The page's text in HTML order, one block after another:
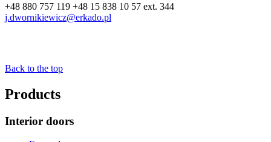
+48 880 757 119 +48 15 838 10 57 ext. 344
j.dwornikiewicz@erkado.pl
Back to the top
Products
Interior doors